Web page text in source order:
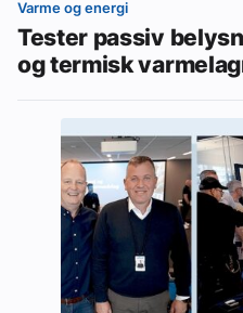
Varme og energi
Tester passiv
og termisk